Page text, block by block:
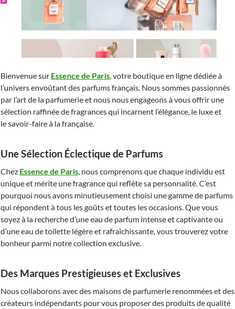
Bienvenue sur Essence de Paris , votre boutique en ligne dédiée à
l’univers envoûtant des parfums français. Nous sommes passionnés
par l’art de la parfumerie et nous nous engageons à vous offrir une
sélection raffinée de fragrances qui incarnent l’élégance, le luxe et
le savoir-faire à la française.
Une Sélection Éclectique de Parfums
Chez Essence de Paris , nous comprenons que chaque individu est
unique et mérite une fragrance qui reflète sa personnalité. C’est
pourquoi nous avons minutieusement choisi une gamme de parfums
qui répondent à tous les goûts et toutes les occasions. Que vous
soyez à la recherche d’une eau de parfum intense et captivante ou
d’une eau de toilette légère et rafraîchissante, vous trouverez votre
bonheur parmi notre collection exclusive.
Des Marques Prestigieuses et Exclusives
Nous collaborons avec des maisons de parfumerie renommées et des
créateurs indépendants pour vous proposer des produits de qualité